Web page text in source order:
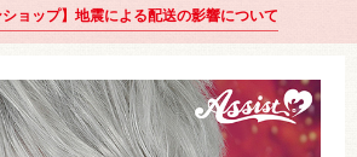
ショップ】地震による配送の影響について